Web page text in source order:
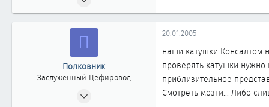
918
П
Полковник
Заслуженный Цефировод
20.01.2005
наши катушки Консалтом
проверять катушки
приблизительное
Смотреть мозги... Либо